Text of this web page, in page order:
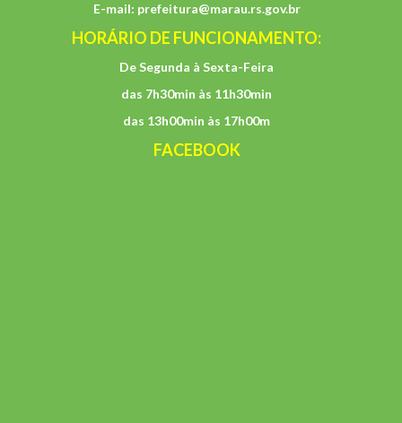
E-mail: prefeitura@marau.rs.gov.br
HORÁRIO DE FUNCIONAMENTO:
De Segunda à Sexta-Feira
das 7h30min às 11h30min
das 13h00min às 17h00m
FACEBOOK